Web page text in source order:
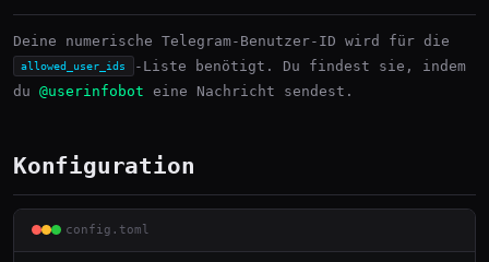
Deine numerische Telegram-Benutzer-ID wird für die
allowed_user_ids
-Liste benötigt. Du findest sie, indem
du @userinfobot eine Nachricht sendest.
Konfiguration
config.toml